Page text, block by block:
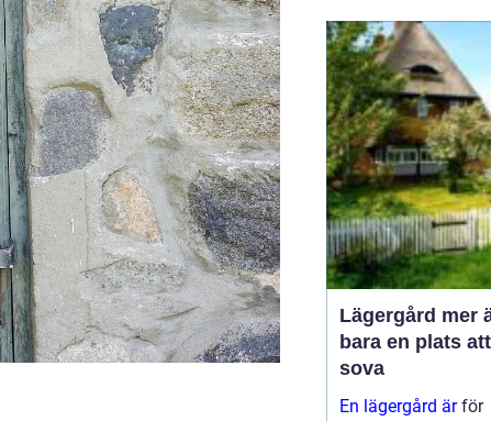
medicinsk
Många har en aktiv
vardag, ett krävande
jobb och begränsat
tid, men vill ändå
Lägergård mer än
bara en plats att
sova
En lägergård ärför